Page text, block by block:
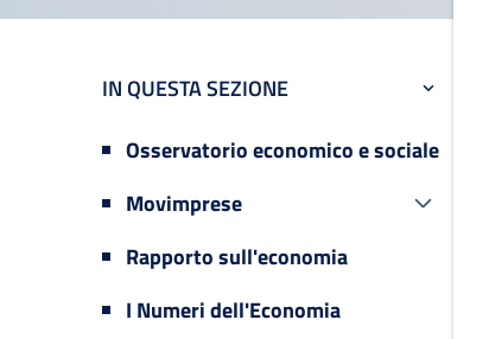
IN QUESTA SEZIONE
Osservatorio economico e sociale
Movimprese
Rapporto sull'economia
I Numeri dell'Economia